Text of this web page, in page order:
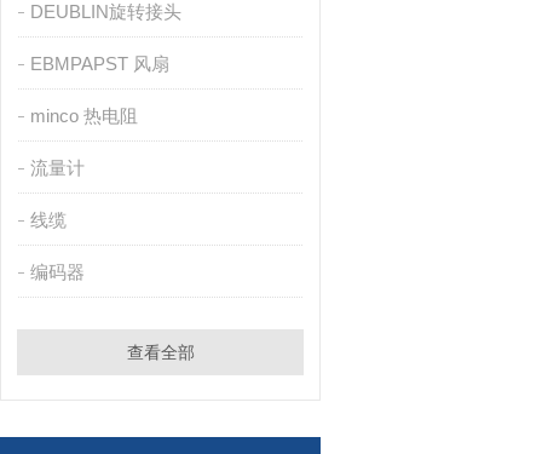
DEUBLIN旋转接头
EBMPAPST 风扇
minco 热电阻
流量计
线缆
编码器
查看全部